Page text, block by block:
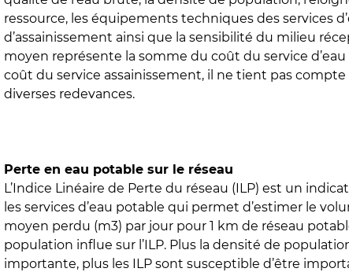
ressource, les équipements techniques des services
d’assainissement ainsi que la sensibilité du milieu
moyen représente la somme du coût du service
coût du service assainissement, il ne tient pas compte
diverses redevances.
Perte en eau potable sur le réseau
L’Indice Linéaire de Perte du réseau (ILP) est un
les services d’eau potable qui permet d’estimer le
moyen perdu (m3) par jour pour 1 km de réseau
population influe sur l’ILP. Plus la densité de
importante, plus les ILP sont susceptible d’être